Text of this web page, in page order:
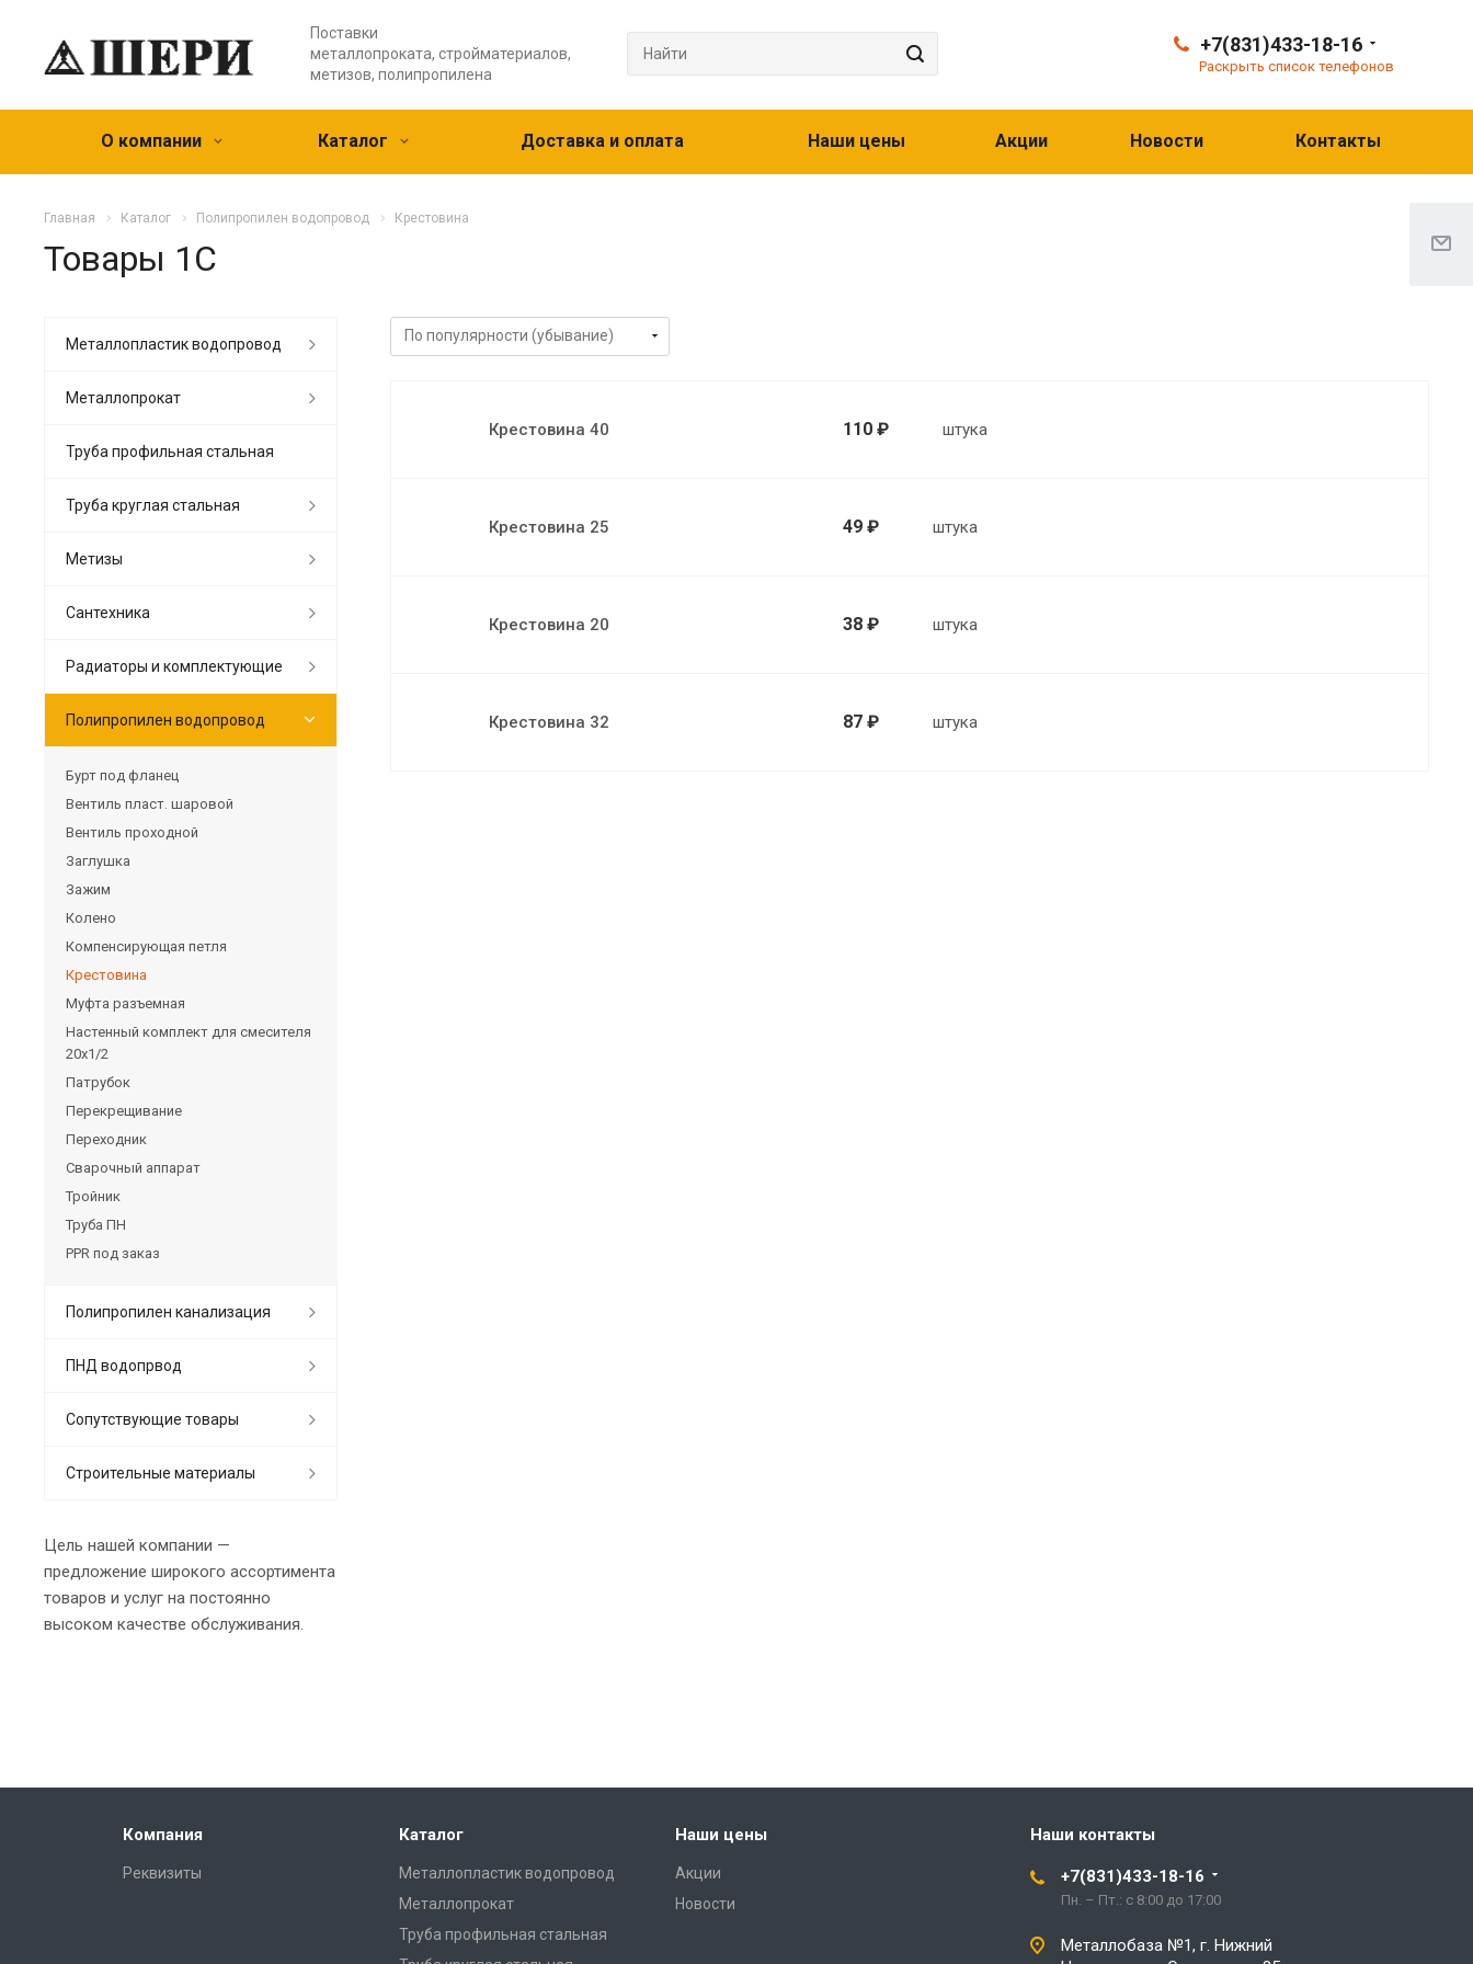
Поставки
металлопроката, стройматериалов,
метизов, полипропилена
+7(831)433-18-16
Раскрыть список телефонов
О компании Каталог Доставка и оплата Наши цены Акции Новости Контакты
Главная Каталог Полипропилен водопровод Крестовина
Товары 1С
Крестовина 40 110 ₽ штука
Крестовина 25 49 ₽ штука
Крестовина 20 38 ₽ штука
Крестовина 32 87 ₽ штука
Металлопластик водопровод
Металлопрокат
Труба профильная стальная
Труба круглая стальная
Метизы
Сантехника
Радиаторы и комплектующие
Полипропилен водопровод
Бурт под фланец
Вентиль пласт. шаровой
Вентиль проходной
Заглушка
Зажим
Колено
Компенсирующая петля
Крестовина
Муфта разъемная
Настенный комплект для смесителя
20х1/2
Патрубок
Перекрещивание
Переходник
Сварочный аппарат
Тройник
Труба ПН
PPR под заказ
Полипропилен канализация
ПНД водопрвод
Сопутствующие товары
Строительные материалы
Цель нашей компании —
предложение широкого ассортимента
товаров и услуг на постоянно
высоком качестве обслуживания.
Компания
Реквизиты
Каталог
Металлопластик водопровод
Металлопрокат
Труба профильная стальная
Наши цены
Акции
Новости
Наши контакты
+7(831)433-18-16
Пн. – Пт.: с 8:00 до 17:00
Металлобаза №1, г. Нижний